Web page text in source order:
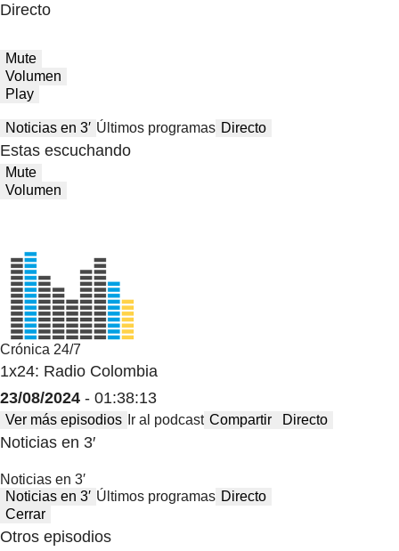
Directo
Mute
Volumen
Play
Noticias en 3′ Últimos programas Directo
Estas escuchando
Mute
Volumen
Crónica 24/7
1x24: Radio Colombia
23/08/2024 - 01:38:13
Ver más episodios Ir al podcast Compartir Directo
Noticias en 3′
Noticias en 3′
Noticias en 3′ Últimos programas Directo
Cerrar
Otros episodios